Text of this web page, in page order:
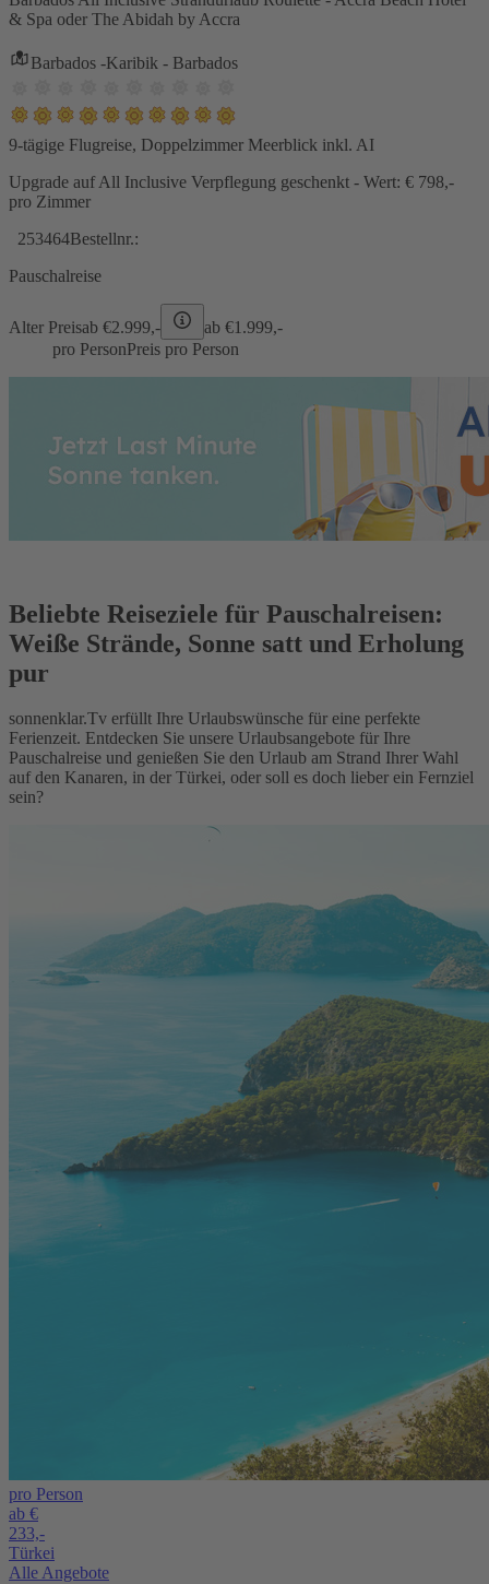
& Spa oder The Abidah by Accra
Barbados -Karibik - Barbados
9-tägige Flugreise, Doppelzimmer Meerblick inkl. AI
Upgrade auf All Inclusive Verpflegung geschenkt - Wert: € 798,-
pro Zimmer
253464Bestellnr.:
Pauschalreise
Alter Preisab €2.999,- ab €1.999,-
pro PersonPreis pro Person
Beliebte Reiseziele für Pauschalreisen:
Weiße Strände, Sonne satt und Erholung
pur
sonnenklar.Tv erfüllt Ihre Urlaubswünsche für eine perfekte
Ferienzeit. Entdecken Sie unsere Urlaubsangebote für Ihre
Pauschalreise und genießen Sie den Urlaub am Strand Ihrer Wahl
auf den Kanaren, in der Türkei, oder soll es doch lieber ein Fernziel
sein?
pro Person
ab €
233,-
Türkei
Alle Angebote